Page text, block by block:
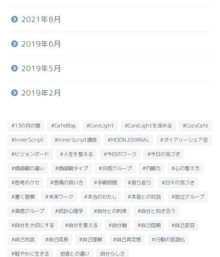
2021年8月
2019年6月
2019年5月
2019年2月
#13の月の暦 #CafeBlog #CoreLight #CoreLightを深める #CozyCafe
#InnerScript #InnerScript講座 #MOONJOURNAL #ダイアリーシェア会
#ビジョンボード #人生を整える #今日のワーク #今日の気づき
#価値観の違い #価値観タイプ #共感グループ #内観力 #心の整え方
#思考のクセ #感情の扱い方 #手帳時間 #振り返り #日々の気づき
#書く習慣 #未来ワーク #本当のわたし #本音との対話 #独立グループ
#直感グループ #統計心理学 #自分との約束 #自分と向き合う
#自分を大切にする #自分を整える #自分軸 #自己信頼 #自己変容
#自己対話 #自己成長 #自己理解 #自己肯定感 #行動の言語化
#軽やかに生きる 他者との違い 自分らしさ